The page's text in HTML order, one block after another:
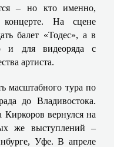
– но кто именно,
На сцене
балет «Тодес», а в
и для видеоряда с
артиста.
масштабного тура по
до Владивостока.
Киркоров вернулся на
же выступлений –
Уфе. В апреле